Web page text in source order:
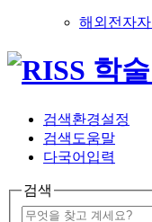
해외전자자
검색환경설정
검색도움말
다국어입력
검색